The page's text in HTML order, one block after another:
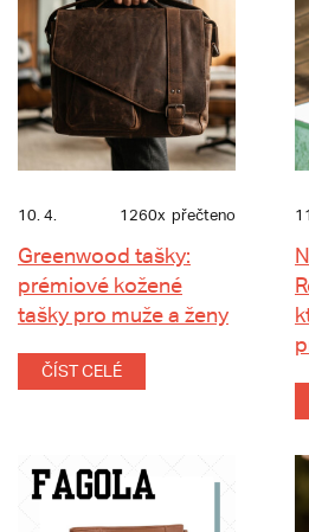
10. 4. 1260x přečteno
Greenwood tašky:
prémiové kožené
tašky pro muže a ženy
ČÍST CELÉ